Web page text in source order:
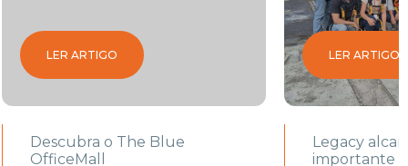
LER ARTIGO
Descubra o The Blue
OfficeMall
LER ARTIGO
Legacy
importante